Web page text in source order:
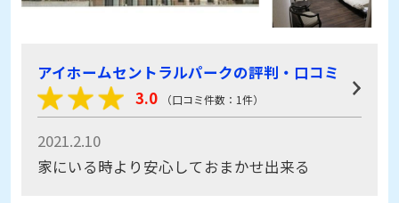
アイホームセントラルパークの評判・口コミ
3.0
（口コミ件数：1件）
2021.2.10
家にいる時より安心しておまかせ出来る